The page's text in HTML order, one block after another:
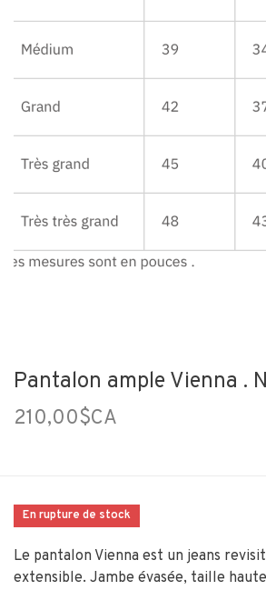
Pantalon ample Vienna .
210,00$CA
En rupture de stock
Le pantalon Vienna est un jeans
extensible. Jambe évasée, taille